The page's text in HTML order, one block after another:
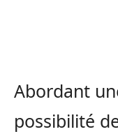
Abordant
possibilité